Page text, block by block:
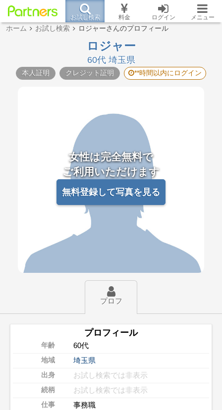
お試し検索 料金 ログイン メニュー
ホーム お試し検索 ロジャーさんのプロフィール
ロジャー
60代 埼玉県
本人証明 クレジット証明 **時間以内にログイン
女性は完全無料で
ご利用いただけます
無料登録して写真を見る
プロフ
プロフィール
年齢 60代
地域 埼玉県
出身 お試し検索では非表示
続柄 お試し検索では非表示
仕事 事務職